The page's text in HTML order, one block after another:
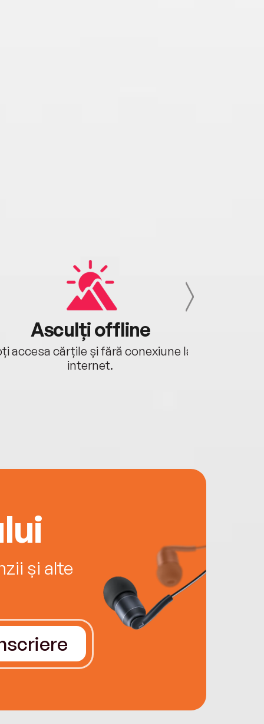
Asculți offline
accesa cărțile și fără conexiune la
internet.
și alte